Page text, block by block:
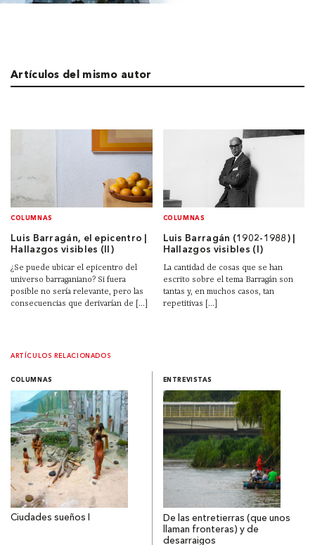
Artículos del mismo autor
COLUMNAS
Luis Barragán, el epicentro |
Hallazgos visibles (II)
¿Se puede ubicar el epicentro del
universo barraganiano? Si fuera
posible no sería relevante, pero las
consecuencias que derivarían de [...]
COLUMNAS
Luis Barragán (1902-1988) |
Hallazgos visibles (I)
La cantidad de cosas que se han
escrito sobre el tema Barragán son
tantas y, en muchos casos, tan
repetitivas [...]
ARTÍCULOS RELACIONADOS
COLUMNAS
Ciudades sueños I
ENTREVISTAS
De las entretierras (que unos
llaman fronteras) y de
desarraigos